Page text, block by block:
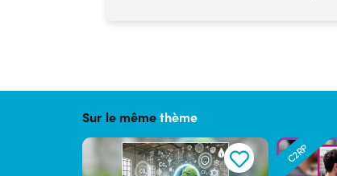
Sur le mêmethème
C2RP